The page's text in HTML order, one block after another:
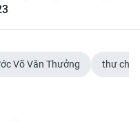
Võ Văn Thưởng thư